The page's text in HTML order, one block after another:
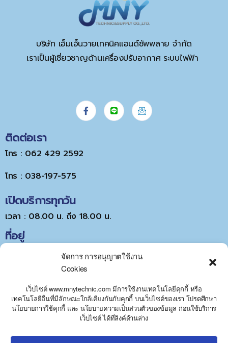
จัดการ การอนุญาตใช้งาน
Cookies
เว็บไซต์ www.mnytechnic.com มีการใช้งานเทคโนโลยีคุกกี้ หรือ
เทคโนโลยีอื่นที่มีลักษณะใกล้เคียงกันกับคุกกี้ บนเว็บไซต์ของเรา โปรดศึกษา
นโยบายการใช้คุกกี้ และ นโยบายความเป็นส่วนตัวของข้อมูล ก่อนใช้บริการ
เว็บไซต์ ได้ที่ลิงค์ด้านล่าง
บริษัท เอ็มเอ็นวายเทคนิคแอนด์ซัพพลาย จำกัด
เราเป็นผู้เชี่ยวชาญด้านเครื่องปรับอากาศ ระบบไฟฟ้า
ติดต่อเรา
โทร : 062 429 2592
โทร : 038-197-575
เปิดบริการทุกวัน
เวลา : 08.00 น. ถึง 18.00 น.
ที่อยู่
Click to accept marketing cookies and
H
Y